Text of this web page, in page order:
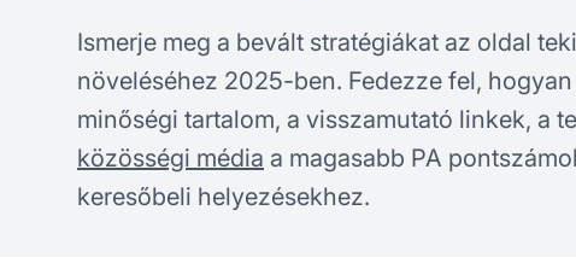
Ismerje meg a bevált stratégiákat az oldal
növeléséhez 2025-ben. Fedezze fel,
minőségi tartalom, a visszamutató linkek, a
közösségi média a magasabb PA
keresőbeli helyezésekhez.